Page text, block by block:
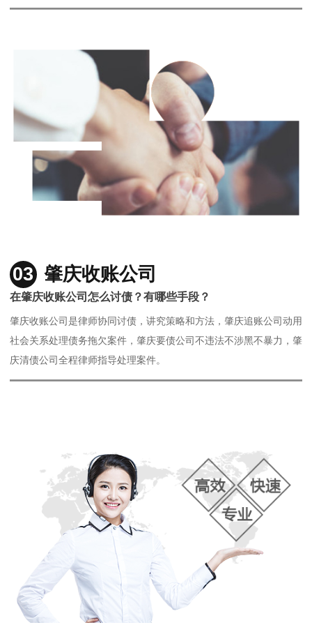
03 肇庆收账公司
在肇庆收账公司怎么讨债？有哪些手段？
肇庆收账公司是律师协同讨债，讲究策略和方法，肇庆追账公司动用
社会关系处理债务拖欠案件，肇庆要债公司不违法不涉黑不暴力，肇
庆清债公司全程律师指导处理案件。